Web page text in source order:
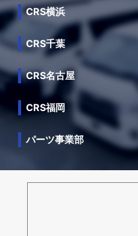
CRS横浜
CRS千葉
CRS名古屋
CRS福岡
パーツ事業部